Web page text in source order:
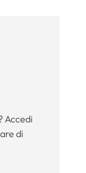
Accedi
di